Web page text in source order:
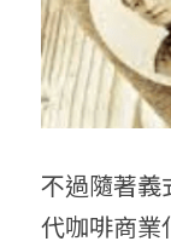
不過隨著義
代咖啡商業